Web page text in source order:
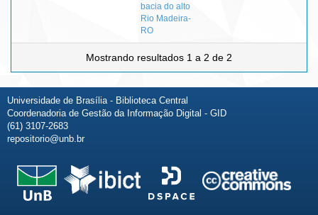
bacia do alto
Rio Madeira-
RO
Mostrando resultados 1 a 2 de 2
Universidade de Brasília - Biblioteca Central
Coordenadoria de Gestão da Informação Digital - GID
(61) 3107-2683
repositorio@unb.br